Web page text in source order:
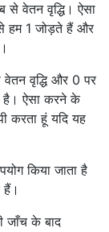
से वेतन वृद्धि। ऐसा
हम 1 जोड़ते हैं और
वृद्धि और 0 पर
है। ऐसा करने के
करता हूं यदि यह
किया जाता है
हैं।
जाँच के बाद